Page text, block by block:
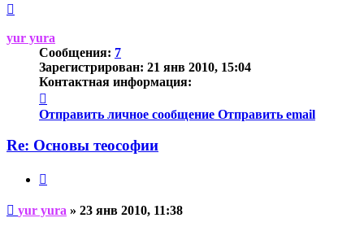
началу
yur yura
Сообщения: 7
Зарегистрирован: 21 янв 2010, 15:04
Контактная информация:
информация
пользователя
yura
Отправить личное сообщение Отправить email
Re: Основы теософии
Непрочитанное
сообщение
yur yura » 23 янв 2010, 11:38